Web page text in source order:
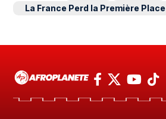
La France Perd la Première Place